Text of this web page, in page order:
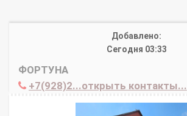
Добавлено:
Сегодня 03:33
ФОРТУНА
+7(928)2...открыть контакты...